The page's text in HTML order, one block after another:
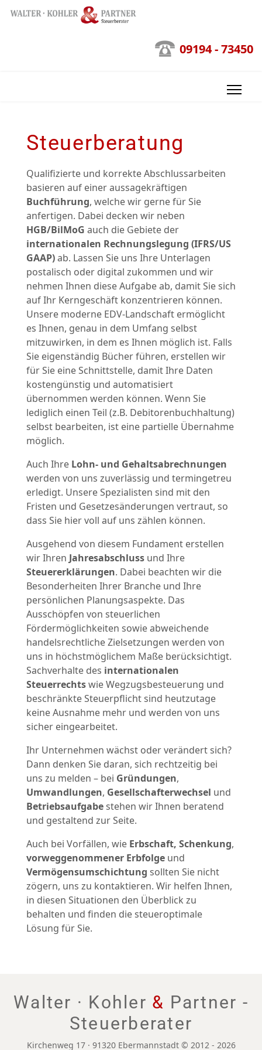
09194 - 73450
Steuerberatung
Qualifizierte und korrekte Abschlussarbeiten
basieren auf einer aussagekräftigen
Buchführung, welche wir gerne für Sie
anfertigen. Dabei decken wir neben
HGB/BilMoG auch die Gebiete der
internationalen Rechnungslegung (IFRS/US
GAAP)ab. Lassen Sie uns Ihre Unterlagen
postalisch oder digital zukommen und wir
nehmen Ihnen diese Aufgabe ab, damit Sie sich
auf Ihr Kerngeschäft konzentrieren können.
Unsere moderne EDV-Landschaft ermöglicht
es Ihnen, genau in dem Umfang selbst
mitzuwirken, in dem es Ihnen möglich ist. Falls
Sie eigenständig Bücher führen, erstellen wir
für Sie eine Schnittstelle, damit Ihre Daten
kostengünstig und automatisiert
übernommen werden können. Wenn Sie
lediglich einen Teil (z.B. Debitorenbuchhaltung)
selbst bearbeiten, ist eine partielle Übernahme
möglich.
Auch Ihre Lohn- und Gehaltsabrechnungen
werden von uns zuverlässig und termingetreu
erledigt. Unsere Spezialisten sind mit den
Fristen und Gesetzesänderungen vertraut, so
dass Sie hier voll auf uns zählen können.
Ausgehend von diesem Fundament erstellen
wir Ihren Jahresabschluss und Ihre
Steuererklärungen. Dabei beachten wir die
Besonderheiten Ihrer Branche und Ihre
persönlichen Planungsaspekte. Das
Ausschöpfen von steuerlichen
Fördermöglichkeiten sowie abweichende
handelsrechtliche Zielsetzungen werden von
uns in höchstmöglichem Maße berücksichtigt.
Sachverhalte des internationalen
Steuerrechtswie Wegzugsbesteuerung und
beschränkte Steuerpflicht sind heutzutage
keine Ausnahme mehr und werden von uns
sicher eingearbeitet.
Ihr Unternehmen wächst oder verändert sich?
Dann denken Sie daran, sich rechtzeitig bei
uns zu melden – bei Gründungen,
Umwandlungen, Gesellschafterwechsel und
Betriebsaufgabestehen wir Ihnen beratend
und gestaltend zur Seite.
Auch bei Vorfällen, wie Erbschaft, Schenkung,
vorweggenommener Erbfolge und
Vermögensumschichtung sollten Sie nicht
zögern, uns zu kontaktieren. Wir helfen Ihnen,
in diesen Situationen den Überblick zu
behalten und finden die steueroptimale
Lösung für Sie.
Walter · Kohler & Partner -
Steuerberater
Kirchenweg 17 · 91320 Ebermannstadt © 2012 - 2026